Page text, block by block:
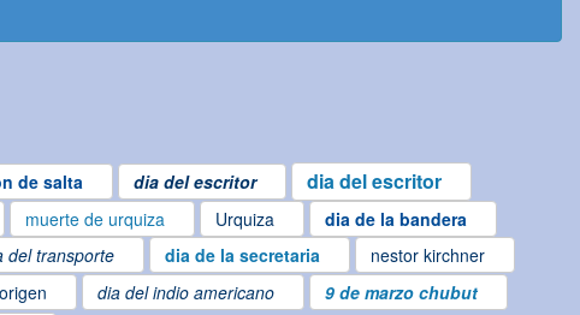
de salta dia del escritor dia del escritor
muerte de urquiza Urquiza
dia de la bandera
del transporte dia de la secretaria
nestor kirchner
dia del indio americano
9 de marzo chubut